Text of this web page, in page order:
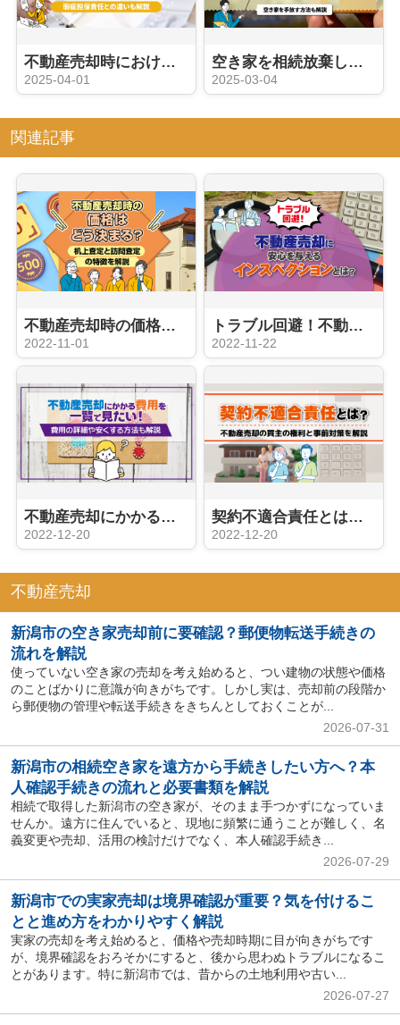
不動産売却時における契約不適合責任とは？瑕疵担保責任との違いも解説
2025-04-01
空き家を相続放棄したら管理責任は残る？空き家を手放す方法も解説
2025-03-04
関連記事
不動産売却時の価格はどう決まる？机上査定と訪問査定の特徴を解説
2022-11-01
トラブル回避！不動産売却に安心を与えるインスペクションとは？
2022-11-22
不動産売却にかかる費用を一覧で見たい！費用の詳細や安くする方法も解説
2022-12-20
契約不適合責任とは？不動産売却の買主の権利と事前対策を解説
2022-12-20
不動産売却
新潟市の空き家売却前に要確認？郵便物転送手続きの
流れを解説
使っていない空き家の売却を考え始めると、つい建物の状態や価格
のことばかりに意識が向きがちです。しかし実は、売却前の段階か
ら郵便物の管理や転送手続きをきちんとしておくことが...
2026-07-31
新潟市の相続空き家を遠方から手続きしたい方へ？本
人確認手続きの流れと必要書類を解説
相続で取得した新潟市の空き家が、そのまま手つかずになっていま
せんか。遠方に住んでいると、現地に頻繁に通うことが難しく、名
義変更や売却、活用の検討だけでなく、本人確認手続き...
2026-07-29
新潟市での実家売却は境界確認が重要？気を付けるこ
とと進め方をわかりやすく解説
実家の売却を考え始めると、価格や売却時期に目が向きがちです
が、境界確認をおろそかにすると、後から思わぬトラブルになるこ
とがあります。特に新潟市では、昔からの土地利用や古い...
2026-07-27